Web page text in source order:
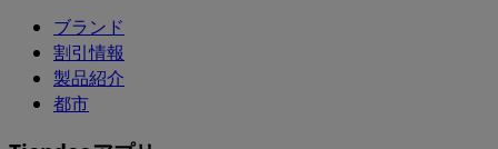
ブランド
割引情報
製品紹介
都市